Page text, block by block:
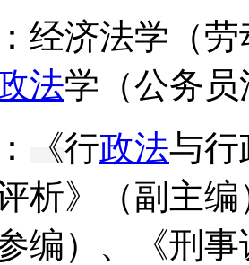
：经济法学（
法学（公务
： 《行政法与行
析》（副主
编）、《刑